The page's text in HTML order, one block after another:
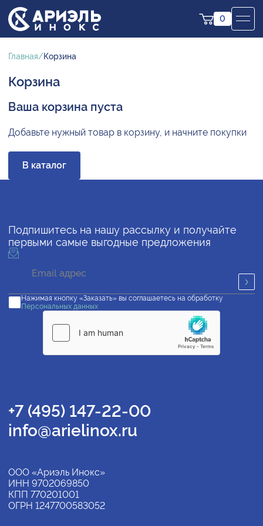
0
Главная Корзина
Корзина
Ваша корзина пуста
Добавьте нужный товар в корзину, и начните покупки
В каталог
Подпишитесь на нашу рассылку и получайте
первыми самые выгодные предложения
Нажимая кнопку «Заказать» вы соглашаетесь на обработку
Персональных данных
+7 (495) 147-22-00
info@arielinox.ru
ООО «Ариэль Инокс»
ИНН 9702069850
КПП 770201001
ОГРН 1247700583052